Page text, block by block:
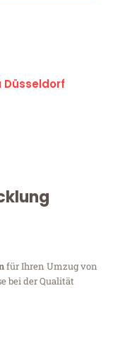
Düsseldorf
für Ihren Umzug von
bei der Qualität